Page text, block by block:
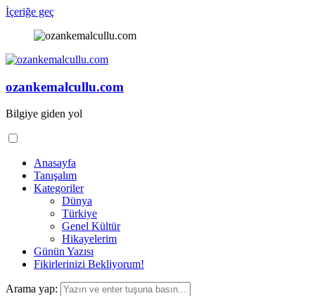
İçeriğe geç
ozankemalcullu.com
Bilgiye giden yol
Anasayfa
Tanışalım
Kategoriler
Dünya
Türkiye
Genel Kültür
Hikayelerim
Günün Yazısı
Fikirlerinizi Bekliyorum!
Arama yap: